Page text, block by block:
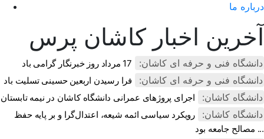
درباره ما
آخرین اخبار کاشان پرس
دانشگاه فنی و حرفه ای کاشان: 17 مرداد روز خبرنگار گرامی باد
دانشگاه فنی و حرفه ای کاشان: فرا رسیدن اربعین حسینی تسلیت باد
دانشگاه کاشان: اجرای پروژهای عمرانی دانشگاه کاشان در نیمه تابستان
دانشگاه کاشان:
رویکرد سیاسی ائمه شیعه، اعتدال‌گرا و بر پایه حفظ
مصالح جامعه بود ...